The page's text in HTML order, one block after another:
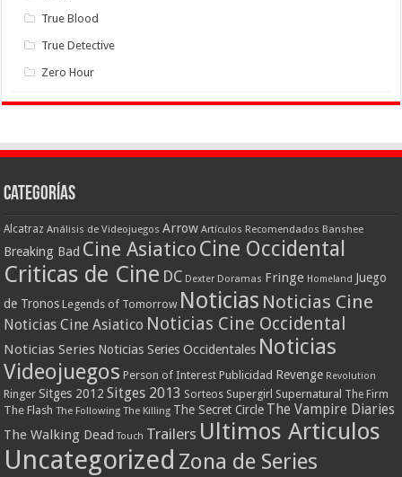
True Blood
True Detective
Zero Hour
Categorías
Alcatraz Análisis de Videojuegos Arrow Artículos Recomendados Banshee
Breaking Bad Cine AsiaticoCine Occidental
Criticas de Cine DC Dexter Doramas Fringe Homeland Juego
de Tronos Legends of Tomorrow Noticias Noticias Cine
Noticias Cine Asiatico Noticias Cine Occidental
Noticias Series Noticias Series Occidentales Noticias
Videojuegos Person of Interest Publicidad Revenge Revolution
Ringer Sitges 2012 Sitges 2013 Sorteos Supergirl Supernatural The Firm
The Flash The Following The Killing The Secret Circle The Vampire Diaries
The Walking Dead Touch Trailers Ultimos Articulos
Uncategorized Zona de Series